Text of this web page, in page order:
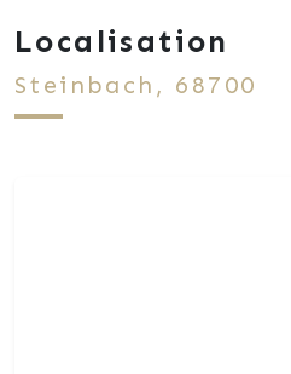
Localisation
Steinbach, 68700